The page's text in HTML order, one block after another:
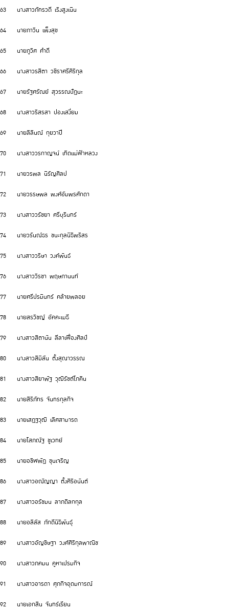
63 นางสาวภัทรวดี เริงสูงเนิน
64 นายภาวิน เพ็งสุข
65 นายภูวิศ คำดี
66 นางสาวรสิตา วชิราศรีศิริกุล
67 นายรัฐศรัณย์ สุวรรณปัฏนะ
68 นางสาวริสรสา ปองเสงี่ยม
69 นายลิลินณ์ กุยวาปี
70 นางสาววรกาญจน์ เทิดแม่ฟ้าหลวง
71 นายวรพล นิรัญศิลป
72 นายวรรษพล พงศ์อัมพรศักดา
73 นางสาววรัชยา ศรีบุรินทร์
74 นายวรันณ์ธร ชนะกุลนิธิพริสร
75 นางสาววริษา วงค์พันธ์
76 นางสาววิรชา พฤษภานนท์
77 นายศรีปรมินทร์ คล้ายพลอย
78 นายสรวิชญ์ อัคคะเมธี
79 นางสาวสิตานัน ลีลาเฟื่องศิลป์
80 นางสาวสิมิลัน ตั้งสุณาวรรณ
81 นางสาวสิยาพัฐ วุฒิรัชต์โภคิน
82 นายสิริภัทร จันทรกุลกิจ
83 นายเสฏฐวุฒิ เลิศสามารถ
84 นายโสภณัฐ ชูเวทย์
85 นายอชิฬพัฏ ขุนเจริญ
86 นางสาวอณัญญา ตั้งศิริอนันต์
87 นางสาวอรัชมน ลาภดิลกกุล
88 นายอลิลัส ภักดีนิธิพันธุ์
89 นางสาวอัญชิษฐา วงศ์ศิริกุลพาณิช
90 นางสาวภคมน คูหาเปรมกิจ
91 นางสาวอารดา ศุภกิจอุดมการณ์
92 นายเอกสิน จันทร์เรียน